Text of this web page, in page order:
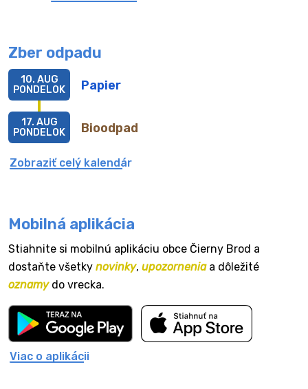
Zber odpadu
Papier
10. AUG
PONDELOK
Bioodpad
17. AUG
PONDELOK
Zobraziť celý kalendár
Mobilná aplikácia
Stiahnite si mobilnú aplikáciu obce Čierny Brod a
dostaňte všetky novinky, upozorneniaa dôležité
oznamydo vrecka.
Viac o aplikácii